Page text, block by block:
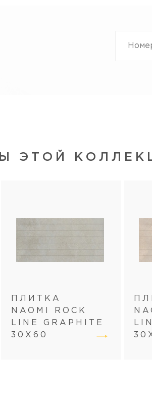
ЭТОЙ
ПЛИТКА
NAOMI ROCK
LINE GRAPHITE
30Х60